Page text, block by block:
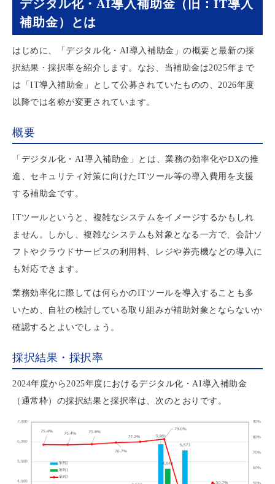
デジタル化・AI導入補助金（旧：IT導入
補助金）とは
はじめに、「デジタル化・AI導入補助金」の概要と最新の採
択結果・採択率を紹介します。なお、当補助金は2025年まで
は「IT導入補助金」として公募されていたものの、2026年度
以降では名称が変更されています。
概要
「デジタル化・AI導入補助金」とは、業務の効率化やDXの推
進、セキュリティ対策に向けたITツール等の導入費用を支援
する補助金です。
ITツールというと、複雑なシステムをイメージするかもしれ
ません。しかし、複雑なシステムも対象となる一方で、会計ソ
フトやクラウドサービスの利用料、レジや券売機などの導入に
も対応できます。
業務効率化に際しては何らかのITツールを導入することも多
いため、自社の検討している取り組みが補助対象とならないか
確認するとよいでしょう。
採択結果・採択率
2024年度から2025年度におけるデジタル化・AI導入補助金
（通常枠）の採択結果と採択率は、次のとおりです。